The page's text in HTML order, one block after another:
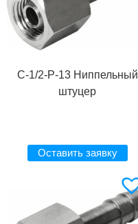
C-1/2-P-13 Ниппельный
штуцер
Оставить заявку